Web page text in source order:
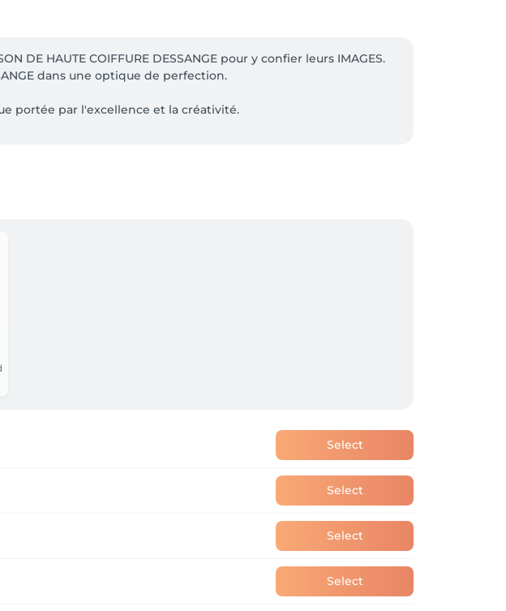
HAUTE COIFFURE DESSANGE pour y confier leurs IMAGES.
dans une optique de perfection.
portée par l'excellence et la créativité.
les portes de l'enchantement !
Select
Select
Select
Select